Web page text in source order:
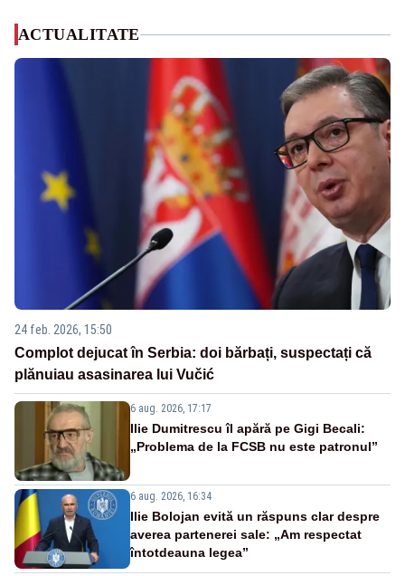
ACTUALITATE
24 feb. 2026, 15:50
Complot dejucat în Serbia: doi bărbați, suspectați că
plănuiau asasinarea lui Vučić
6 aug. 2026, 17:17
Ilie Dumitrescu îl apără pe Gigi Becali:
„Problema de la FCSB nu este patronul”
6 aug. 2026, 16:34
Ilie Bolojan evită un răspuns clar despre
averea partenerei sale: „Am respectat
întotdeauna legea”